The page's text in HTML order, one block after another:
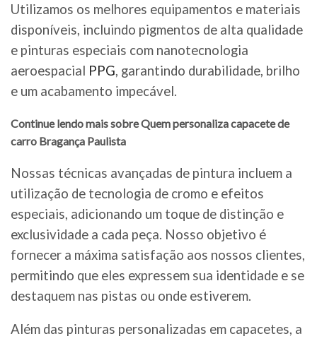
Utilizamos os melhores equipamentos e materiais
disponíveis, incluindo pigmentos de alta qualidade
e pinturas especiais com nanotecnologia
aeroespacial PPG, garantindo durabilidade, brilho
e um acabamento impecável.
Continue lendo mais sobre Quem personaliza capacete de
carro Bragança Paulista
Nossas técnicas avançadas de pintura incluem a
utilização de tecnologia de cromo e efeitos
especiais, adicionando um toque de distinção e
exclusividade a cada peça. Nosso objetivo é
fornecer a máxima satisfação aos nossos clientes,
permitindo que eles expressem sua identidade e se
destaquem nas pistas ou onde estiverem.
Além das pinturas personalizadas em capacetes, a